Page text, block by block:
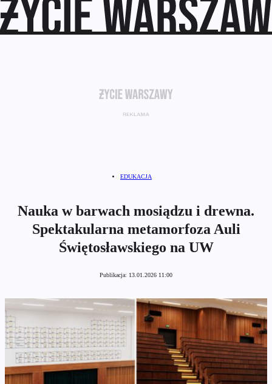
EDUKACJA
Nauka w barwach mosiądzu i drewna.
Spektakularna metamorfoza Auli
Świętosławskiego na UW
Publikacja: 13.01.2026 11:00